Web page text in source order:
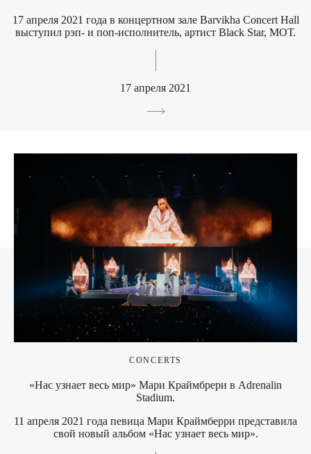
17 апреля 2021 года в концертном зале Barvikha Concert Hall
выступил рэп- и поп-исполнитель, артист Black Star, МОТ.
17 апреля 2021
CONCERTS
«Нас узнает весь мир» Мари Краймбрери в Adrenalin
Stadium.
11 апреля 2021 года певица Мари Краймберри представила
свой новый альбом «Нас узнает весь мир».